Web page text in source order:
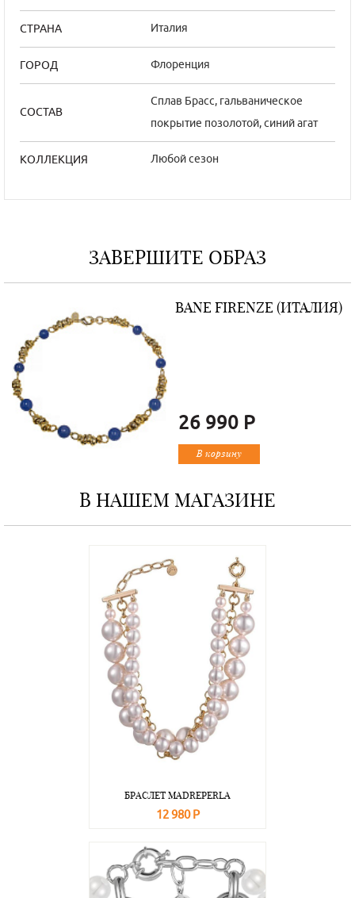
СТРАНА Италия
ГОРОД Флоренция
СОСТАВ
Сплав Брасс, гальваническое
покрытие позолотой, синий агат
КОЛЛЕКЦИЯ Любой сезон
ЗАВЕРШИТЕ ОБРАЗ
BANE FIRENZE (ИТАЛИЯ)
26 990 Р
В корзину
В НАШЕМ МАГАЗИНЕ
БРАСЛЕТ MADREPERLA
12 980 Р